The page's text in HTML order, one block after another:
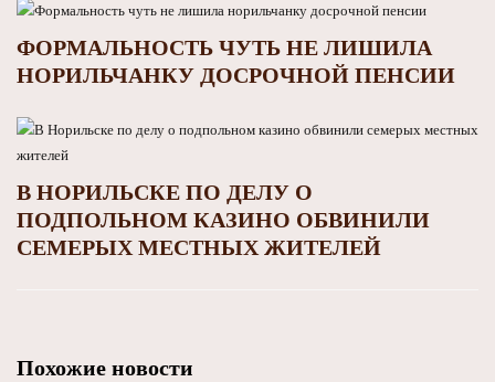
ФОРМАЛЬНОСТЬ ЧУТЬ НЕ ЛИШИЛА
НОРИЛЬЧАНКУ ДОСРОЧНОЙ ПЕНСИИ
В НОРИЛЬСКЕ ПО ДЕЛУ О
ПОДПОЛЬНОМ КАЗИНО ОБВИНИЛИ
СЕМЕРЫХ МЕСТНЫХ ЖИТЕЛЕЙ
Похожие новости